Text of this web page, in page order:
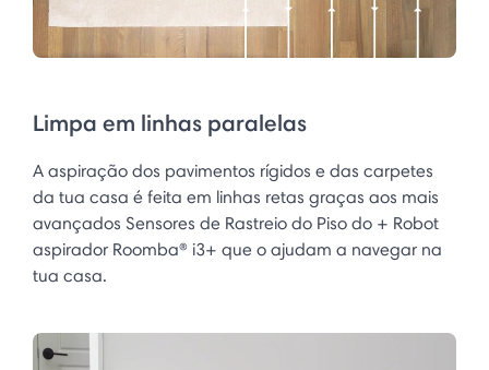
Limpa em linhas paralelas
A aspiração dos pavimentos rígidos e das carpetes
da tua casa é feita em linhas retas graças aos mais
avançados Sensores de Rastreio do Piso do + Robot
aspirador Roomba® i3+ que o ajudam a navegar na
tua casa.